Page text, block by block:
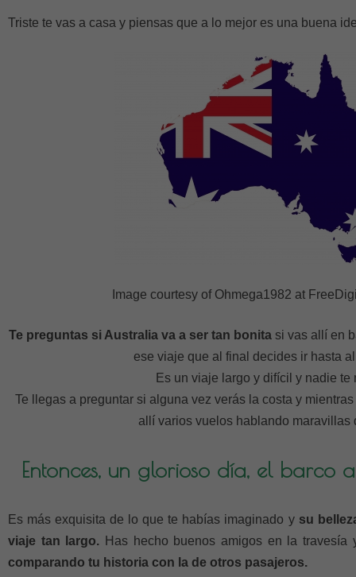
Triste te vas a casa y piensas que a lo mejor es una buena
Image courtesy of Ohmega1982 at
Te preguntas si Australia va a ser tan bonita si vas allí en
ese viaje que al final decides ir hasta
Es un viaje largo y difícil y nadie te
Te llegas a preguntar si alguna vez verás la costa y
allí varios vuelos hablando maravillas
Entonces, un glorioso día, el barco
Es más exquisita de lo que te habías imaginado y su
viaje tan largo. Has hecho buenos amigos en la
comparando tu historia con la de otros pasajeros.